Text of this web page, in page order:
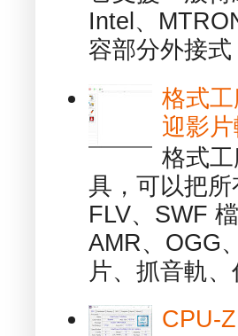
Intel、
容部分外接
格式
迎影
格式
具，可以把
FLV、SWF
AMR、OGG
片、抓音軌
CPU-